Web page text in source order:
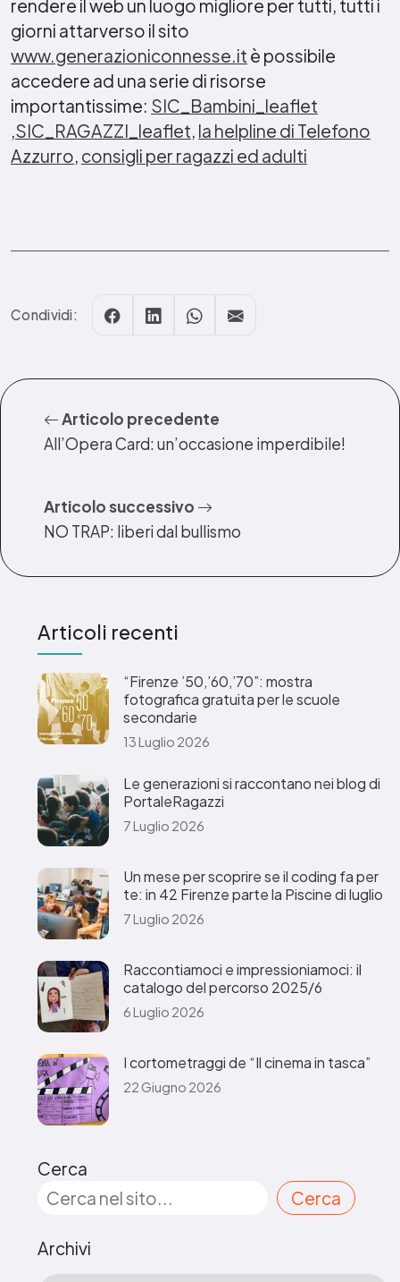
rendere il web un luogo migliore per tutti, tutti i
giorni attarverso il sito
www.generazioniconnesse.it è possibile
accedere ad una serie di risorse
importantissime: SIC_Bambini_leaflet
,SIC_RAGAZZI_leaflet, la helpline di Telefono
Azzurro, consigli per ragazzi ed adulti
Condividi:
Articolo precedente
All’Opera Card: un’occasione imperdibile!
Articolo successivo
NO TRAP: liberi dal bullismo
Articoli recenti
“Firenze ’50,’60,’70”: mostra
fotografica gratuita per le scuole
secondarie
13 Luglio 2026
Le generazioni si raccontano nei blog di
PortaleRagazzi
7 Luglio 2026
Un mese per scoprire se il coding fa per
te: in 42 Firenze parte la Piscine di luglio
7 Luglio 2026
Raccontiamoci e impressioniamoci: il
catalogo del percorso 2025/6
6 Luglio 2026
I cortometraggi de “Il cinema in tasca”
22 Giugno 2026
Cerca
Cerca
Archivi